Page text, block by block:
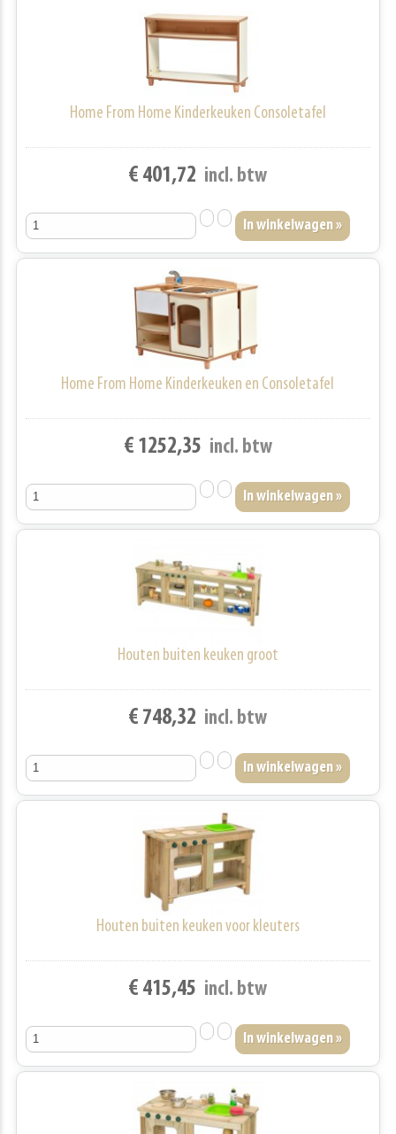
Home From Home Kinderkeuken Consoletafel
€ 401,72 incl. btw
Home From Home Kinderkeuken en Consoletafel
€ 1252,35 incl. btw
Houten buiten keuken groot
€ 748,32 incl. btw
Houten buiten keuken voor kleuters
€ 415,45 incl. btw